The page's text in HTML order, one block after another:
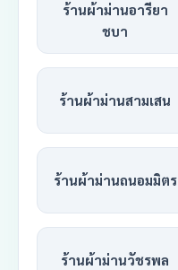
ร้านผ้าม่านอารียา
ชบา
ร้านผ้าม่านสามเสน
ร้านผ้าม่านถนอมมิตร
ร้านผ้าม่านวัชรพล